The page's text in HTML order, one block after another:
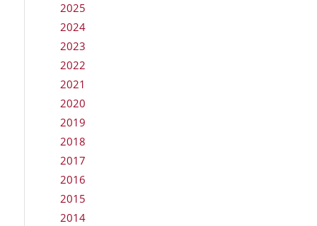
2025
2024
2023
2022
2021
2020
2019
2018
2017
2016
2015
2014